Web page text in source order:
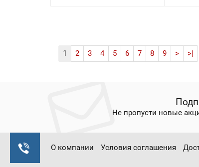
1 2 3 4 5 6 7 8 9 > >|
Не пропусти новые
О компании Условия соглашения